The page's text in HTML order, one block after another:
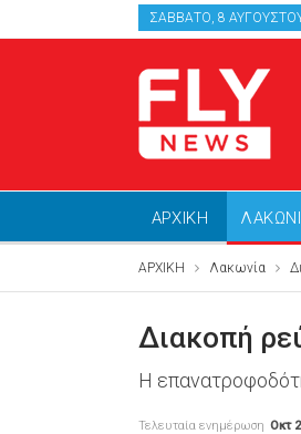
ΣΆΒΒΑΤΟ, 8
ΑΡΧΙΚΗ
ΑΡΧΙΚΗ Λακωνία
Διακοπή
Η
Τελευταία ενημέρωση Οκτ